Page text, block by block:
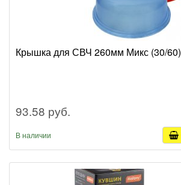
Крышка для СВЧ 260мм Микс (30/60)
93.58 руб.
В наличии